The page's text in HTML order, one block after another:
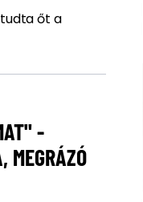
őt a
-
MEGRÁZÓ